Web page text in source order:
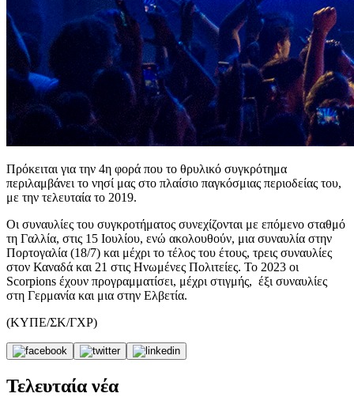
Πρόκειται για την 4η φορά που το θρυλικό συγκρότημα
περιλαμβάνει το νησί μας στο πλαίσιο παγκόσμιας περιοδείας του,
με την τελευταία το 2019.
Οι συναυλίες του συγκροτήματος συνεχίζονται με επόμενο σταθμό
τη Γαλλία, στις 15 Ιουλίου, ενώ ακολουθούν, μια συναυλία στην
Πορτογαλία (18/7) και μέχρι το τέλος του έτους, τρεις συναυλίες
στον Καναδά και 21 στις Ηνωμένες Πολιτείες. Το 2023 οι
Scorpions έχουν προγραμματίσει, μέχρι στιγμής, έξι συναυλίες
στη Γερμανία και μια στην Ελβετία.
(ΚΥΠΕ/ΣΚ/ΓΧΡ)
Τελευταία νέα